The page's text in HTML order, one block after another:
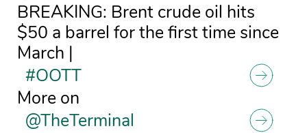
BREAKING: Brent crude oil hits
$50 a barrel for the first time since
March |
#OOTT
More on
@TheTerminal